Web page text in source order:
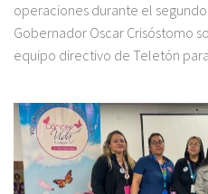
operaciones durante el
Gobernador Oscar Crisóstomo
equipo directivo de Teletón